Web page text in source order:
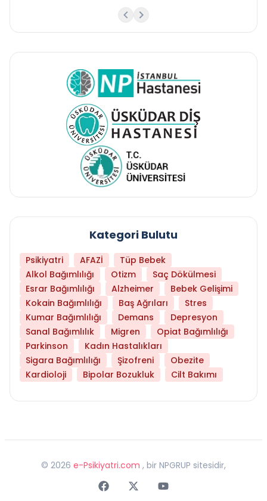
Kategori Bulutu
Psikiyatri AFAZİ
Tüp Bebek
Alkol Bağımlılığı
Otizm
Saç Dökülmesi
Esrar Bağımlılığı
Alzheimer
Bebek Gelişimi
Kokain Bağımlılığı
Baş Ağrıları
Stres
Kumar Bağımlılığı
Demans
Depresyon
Sanal Bağımlılık
Migren
Opiat Bağımlılığı
Parkinson
Kadın Hastalıkları
Sigara Bağımlılığı
Şizofreni
Obezite
Kardioloji
Bipolar Bozukluk Cilt Bakımı
© 2026 e-Psikiyatri.com , bir NPGRUP sitesidir,